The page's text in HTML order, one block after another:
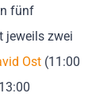
fünf
jeweils zwei
Ost(11:00